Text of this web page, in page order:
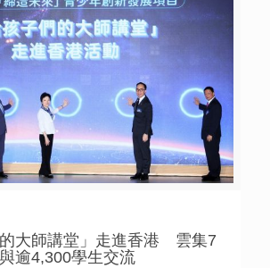
的大師講堂」走進香港 雲集7
逾4,300學生交流